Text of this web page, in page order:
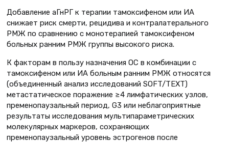
Добавление аГнРГ к терапии тамоксифеном или ИА
снижает риск смерти, рецидива и контралатерального
РМЖ по сравнению с монотерапией тамоксифеном
больных ранним РМЖ группы высокого риска.
К факторам в пользу назначения ОС в комбинации с
тамоксифеном или ИА больным ранним РМЖ относятся
(объединенный анализ исследований SOFT/TEXT)
метастатическое поражение ≥4 лимфатических узлов,
пременопаузальный период, G3 или неблагоприятные
результаты исследования мультипараметрических
молекулярных маркеров, сохраняющих
пременопаузальный уровень эстрогенов после